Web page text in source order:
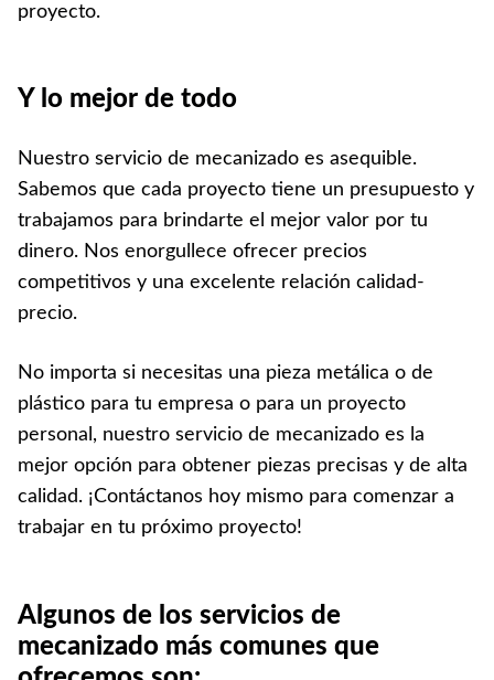
proyecto.
Y lo mejor de todo
Nuestro servicio de mecanizado es asequible.
Sabemos que cada proyecto tiene un presupuesto y
trabajamos para brindarte el mejor valor por tu
dinero. Nos enorgullece ofrecer precios
competitivos y una excelente relación calidad-
precio.
No importa si necesitas una pieza metálica o de
plástico para tu empresa o para un proyecto
personal, nuestro servicio de mecanizado es la
mejor opción para obtener piezas precisas y de alta
calidad. ¡Contáctanos hoy mismo para comenzar a
trabajar en tu próximo proyecto!
Algunos de los servicios de
mecanizado más comunes que